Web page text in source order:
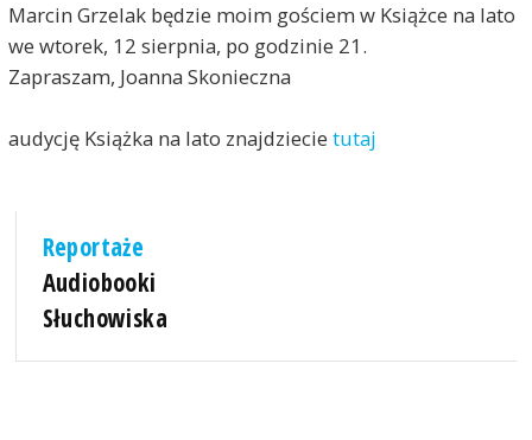
Marcin Grzelak będzie moim gościem w Książce na lato
we wtorek, 12 sierpnia, po godzinie 21.
Zapraszam, Joanna Skonieczna
audycję Książka na lato znajdziecie tutaj
Reportaże
Audiobooki
Słuchowiska